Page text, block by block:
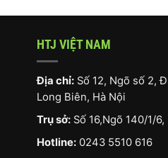
HTJ VIỆT NAM
Địa chỉ: Số 12, Ngõ số 2,
Long Biên, Hà Nội
Trụ sở: Số 16,Ngõ 140/1/
Hotline: 0243 5510 616